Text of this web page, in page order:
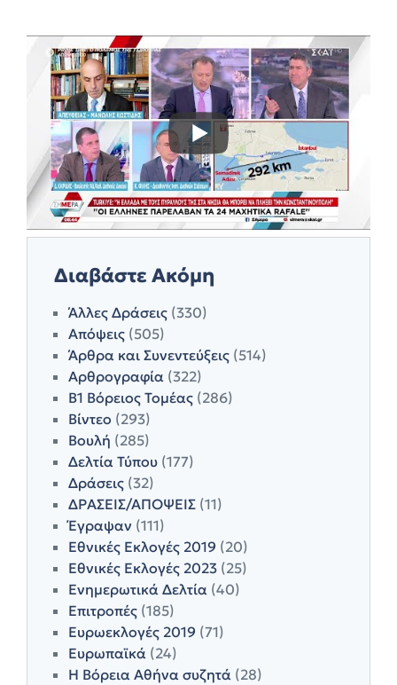
Διαβάστε Ακόμη
Άλλες Δράσεις (330)
Απόψεις (505)
Άρθρα και Συνεντεύξεις (514)
Αρθρογραφία (322)
Β1 Βόρειος Τομέας (286)
Βίντεο (293)
Βουλή (285)
Δελτία Τύπου (177)
Δράσεις (32)
ΔΡΑΣΕΙΣ/ΑΠΟΨΕΙΣ (11)
Έγραψαν (111)
Εθνικές Εκλογές 2019 (20)
Εθνικές Εκλογές 2023 (25)
Ενημερωτικά Δελτία (40)
Επιτροπές (185)
Ευρωεκλογές 2019 (71)
Ευρωπαϊκά (24)
Η Βόρεια Αθήνα συζητά (28)